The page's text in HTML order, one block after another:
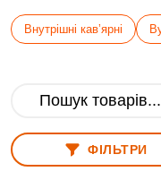
Внутрішні кавʼярні
ФІЛЬТРИ